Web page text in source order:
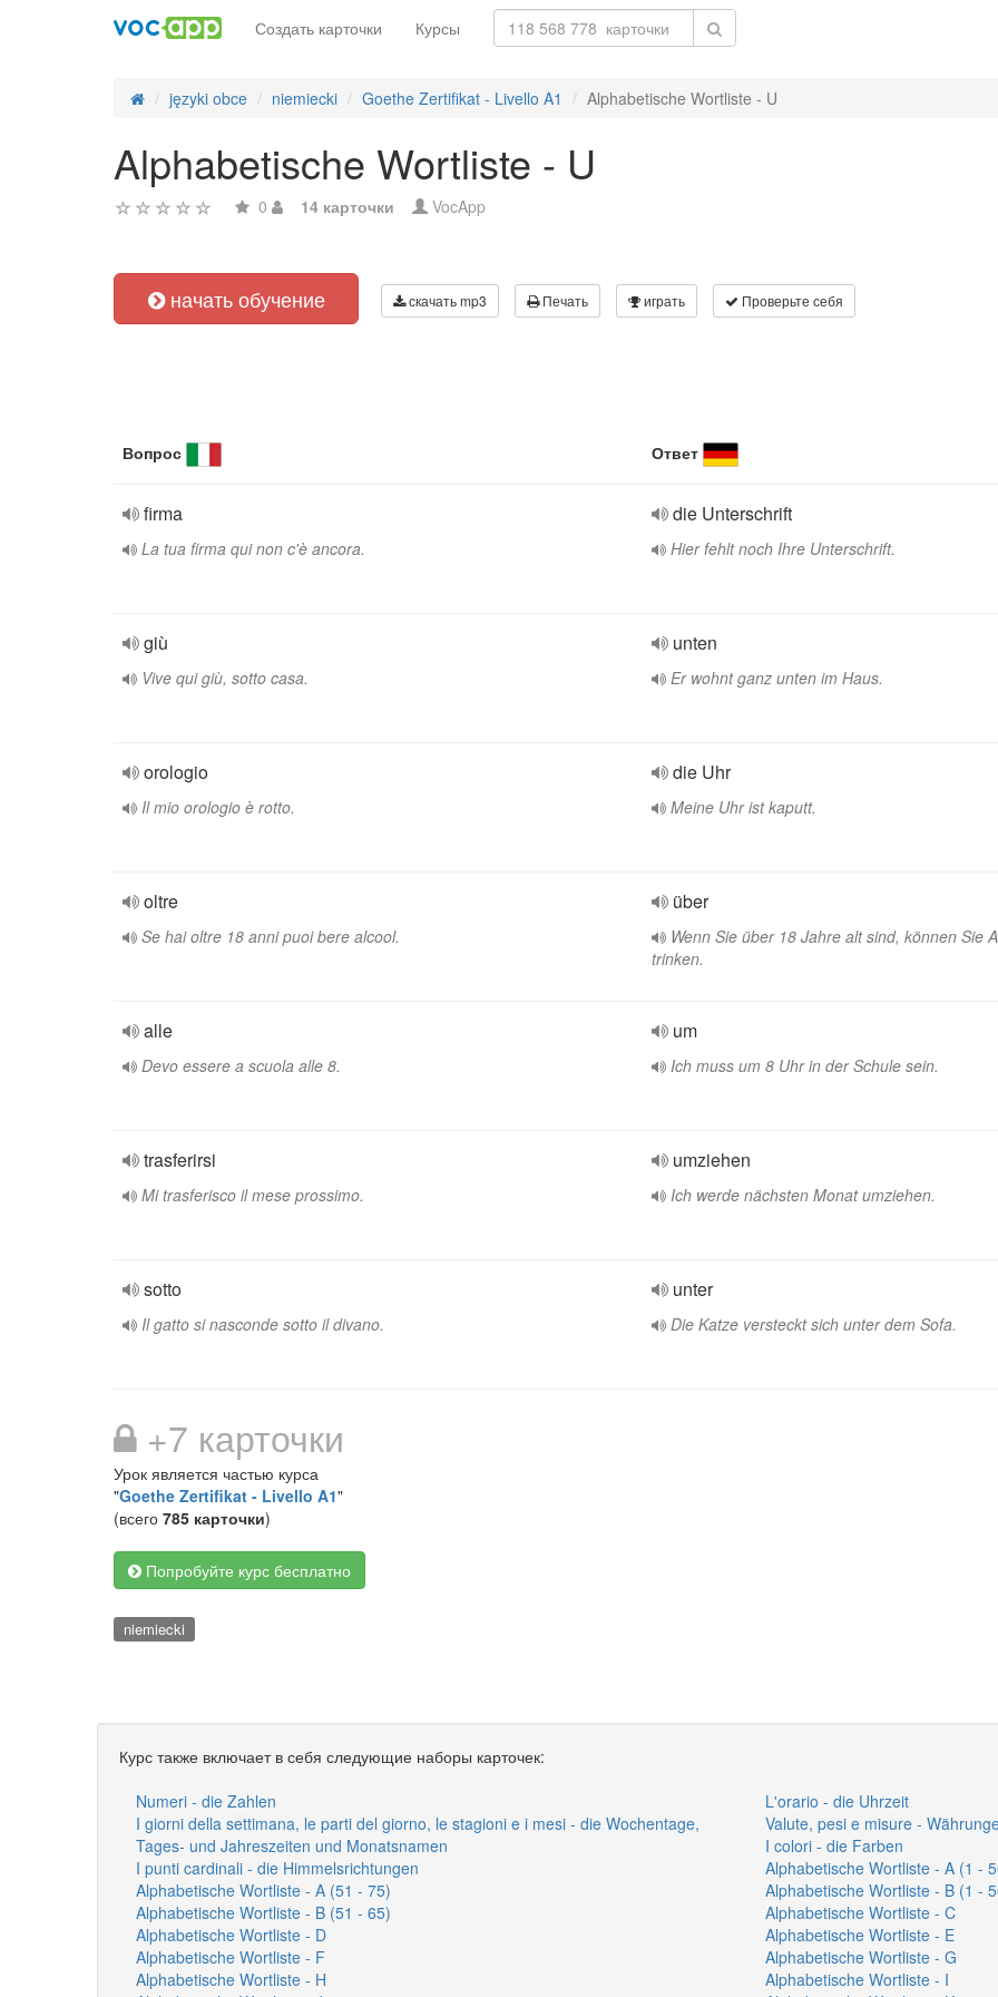
Создать карточки Курсы
języki obce niemiecki Goethe Zertifikat - Livello A1 Alphabetische Wortliste - U
Alphabetische Wortliste - U
0 14 карточки VocApp
начать обучение скачать mp3 Печать играть Проверьте себя
Вопрос Ответ
firma
La tua firma qui non c'è ancora.
die Unterschrift
Hier fehlt noch Ihre Unterschrift.
giù
Vive qui giù, sotto casa.
unten
Er wohnt ganz unten im Haus.
orologio
Il mio orologio è rotto.
die Uhr
Meine Uhr ist kaputt.
oltre
Se hai oltre 18 anni puoi bere alcool.
über
Wenn Sie über 18 Jahre alt sind, können Sie
trinken.
alle
Devo essere a scuola alle 8.
um
Ich muss um 8 Uhr in der Schule sein.
trasferirsi
Mi trasferisco il mese prossimo.
umziehen
Ich werde nächsten Monat umziehen.
sotto
Il gatto si nasconde sotto il divano.
unter
Die Katze versteckt sich unter dem Sofa.
+7 карточки
Урок является частью курса
"Goethe Zertifikat - Livello A1"
(всего 785 карточки)
Попробуйте курс бесплатно
niemiecki
Курс также включает в себя следующие наборы карточек:
Numeri - die Zahlen
L'orario - die Uhrzeit
I giorni della settimana, le parti del giorno, le stagioni e i mesi - die Wochentage,
Tages- und Jahreszeiten und Monatsnamen
Valute, pesi e misure -
I colori - die Farben
I punti cardinali - die Himmelsrichtungen
Alphabetische Wortliste - A (1 -
Alphabetische Wortliste - A (51 - 75)
Alphabetische Wortliste - B (1 -
Alphabetische Wortliste - B (51 - 65)
Alphabetische Wortliste - C
Alphabetische Wortliste - D
Alphabetische Wortliste - E
Alphabetische Wortliste - F
Alphabetische Wortliste - G
Alphabetische Wortliste - H
Alphabetische Wortliste - I